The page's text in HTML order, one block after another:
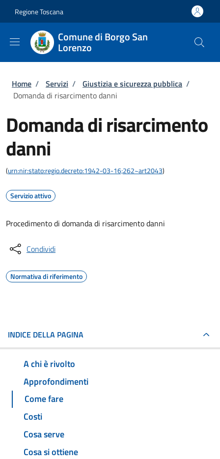
Regione Toscana
Comune di Borgo San
Lorenzo
Briciole di pane
Home / Servizi / Giustizia e sicurezza pubblica /
Domanda di risarcimento danni
Domanda di risarcimento
danni
(urn:nir:stato:regio.decreto:1942-03-16;262~art2043)
Servizio attivo
Procedimento di domanda di risarcimento danni
Condividi
Normativa di riferimento
INDICE DELLA PAGINA
A chi è rivolto
Approfondimenti
Come fare
Costi
Cosa serve
Cosa si ottiene